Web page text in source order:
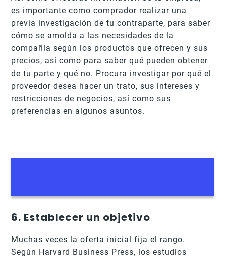
es importante como comprador realizar una
previa investigación de tu contraparte, para saber
cómo se amolda a las necesidades de la
compañía según los productos que ofrecen y sus
precios, así como para saber qué pueden obtener
de tu parte y qué no. Procura investigar por qué el
proveedor desea hacer un trato, sus intereses y
restricciones de negocios, así como sus
preferencias en algunos asuntos.
6. Establecer un objetivo
Muchas veces la oferta inicial fija el rango.
Según Harvard Business Press, los estudios